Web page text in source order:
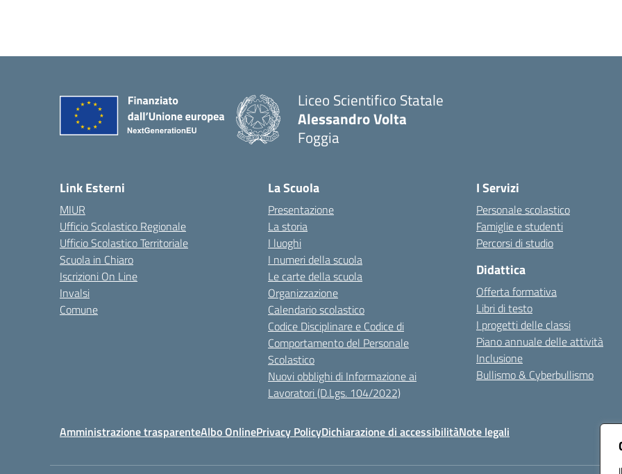
Liceo Scientifico Statale
Alessandro Volta
Foggia
Link Esterni
MIUR
Ufficio Scolastico Regionale
Ufficio Scolastico Territoriale
Scuola in Chiaro
Iscrizioni On Line
Invalsi
Comune
La Scuola
Presentazione
La storia
I luoghi
I numeri della scuola
Le carte della scuola
Organizzazione
Calendario scolastico
Codice Disciplinare e Codice di
Comportamento del Personale
Scolastico
Nuovi obblighi di Informazione ai
Lavoratori (D.Lgs. 104/2022)
I Servizi
Personale scolastico
Famiglie e studenti
Percorsi di studio
Didattica
Offerta formativa
Libri di testo
I progetti delle classi
Piano annuale delle attività
Inclusione
Bullismo & Cyberbullismo
Amministrazione trasparenteAlbo OnlinePrivacy PolicyDichiarazione di accessibilitàNote legali